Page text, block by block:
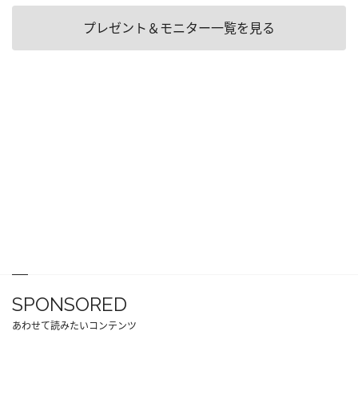
プレゼント＆モニター一覧を見る
SPONSORED
あわせて読みたいコンテンツ